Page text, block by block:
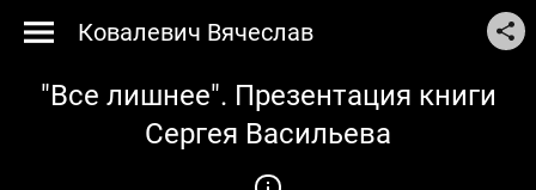
Ковалевич Вячеслав
"Все лишнее". Презентация книги
Сергея Васильева